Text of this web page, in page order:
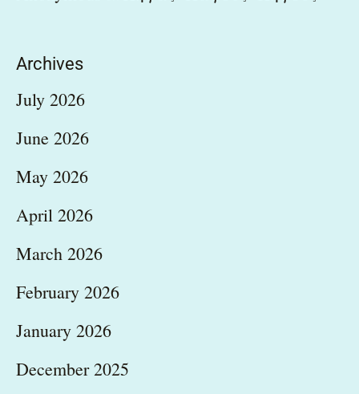
Archives
July 2026
June 2026
May 2026
April 2026
March 2026
February 2026
January 2026
December 2025